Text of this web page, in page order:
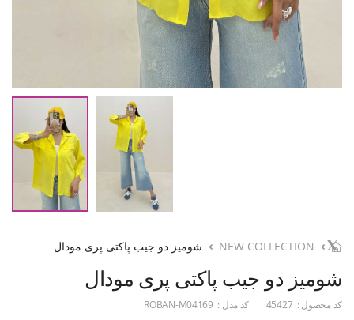
NEW COLLECTION شومیز دو جیب پاکتی پری مودال
شومیز دو جیب پاکتی پری مودال
کد محصول : 45427 کد مدل : ROBAN-M04169